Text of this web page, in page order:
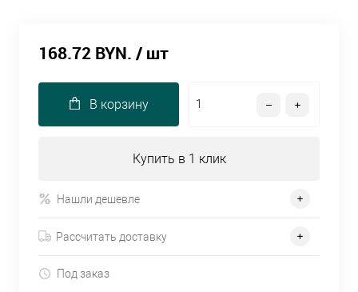
168.72 BYN. / шт
В корзину
Купить в 1 клик
Нашли дешевле
Рассчитать доставку
Под заказ